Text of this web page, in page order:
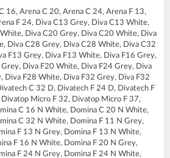
DOMItech F32 D
DOMItech F32
DOMItech F32 D
DIVA C16
DIVA C20
DIVA C24
DIVA C28
DIVA C32
DIVA F13
DIVA F16
DIVA F20
DIVA F24
DIVA F28
DIVA F32
DIVA F37
DIVAproject F24
16, Arena C 20, Arena C 24, Arena F 13,
F 24, Diva C13 Grey, Diva C13 White,
Diva C20 Grey, Diva C20 White, Diva
Diva C28 Grey, Diva C28 White, Diva C32
F13 Grey, Diva F13 White, Diva F16 Grey,
Diva F20 White, Diva F24 Grey, Diva
Diva F28 White, Diva F32 Grey, Diva F32
C 32 D, Divatech F 24 D, Divatech F
Micro F 32, Divatop Micro F 37,
C 16 N White, Domina C 20 N White,
C 32 N White, Domina F 11 N Grey,
F 13 N Grey, Domina F 13 N White,
F 16 N White, Domina F 20 N Grey,
F 24 N Grey, Domina F 24 N White,